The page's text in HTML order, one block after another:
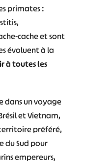
primates :
cache et sont
évoluent à la
à toutes les
dans un voyage
et Vietnam,
préféré,
du Sud pour
empereurs,